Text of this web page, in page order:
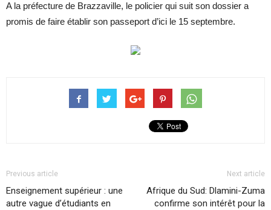
A la préfecture de Brazzaville, le policier qui suit son dossier a
promis de faire établir son passeport d’ici le 15 septembre.
Previous article
Enseignement supérieur : une
autre vague d’étudiants en
Next article
Afrique du Sud: Dlamini-Zuma
confirme son intérêt pour la